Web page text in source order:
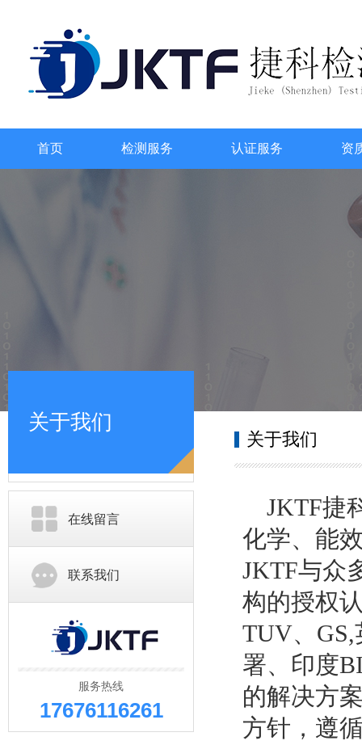
首页 检测服务 认证服务 资
关于我们
在线留言
联系我们
服务热线
17676116261
关于我们
JKTF捷
化学、能
JKTF与众
构的授权
TUV、
署、印度
的解决方
方针，遵